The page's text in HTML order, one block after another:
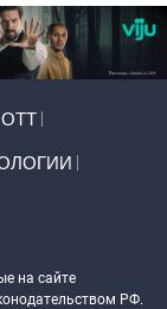
ОТТ
на сайте
РФ.